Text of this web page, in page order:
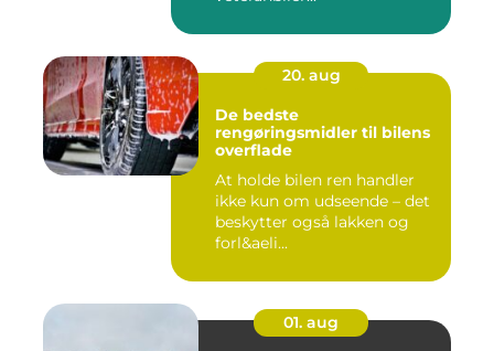
20. aug
De bedste
rengøringsmidler til bilens
overflade
At holde bilen ren handler
ikke kun om udseende – det
beskytter også lakken og
forl&aeli...
01. aug